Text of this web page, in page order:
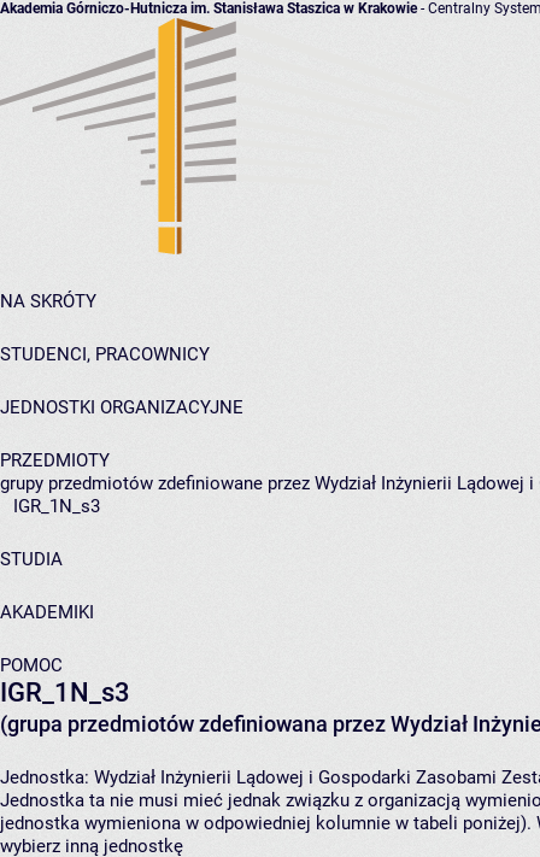
Akademia Górniczo-Hutnicza im. Stanisława Staszica w Krakowie- Centralny
NA SKRÓTY
STUDENCI, PRACOWNICY
JEDNOSTKI ORGANIZACYJNE
PRZEDMIOTY
grupy przedmiotów zdefiniowane przez Wydział Inżynierii Lądowej
IGR_1N_s3
STUDIA
AKADEMIKI
POMOC
IGR_1N_s3
(grupa przedmiotów zdefiniowana przez Wydział
Jednostka: Wydział Inżynierii Lądowej i Gospodarki Zasobami
Jednostka ta nie musi mieć jednak związku z organizacją
jednostka wymieniona w odpowiedniej kolumnie w tabeli
wybierz inną jednostkę